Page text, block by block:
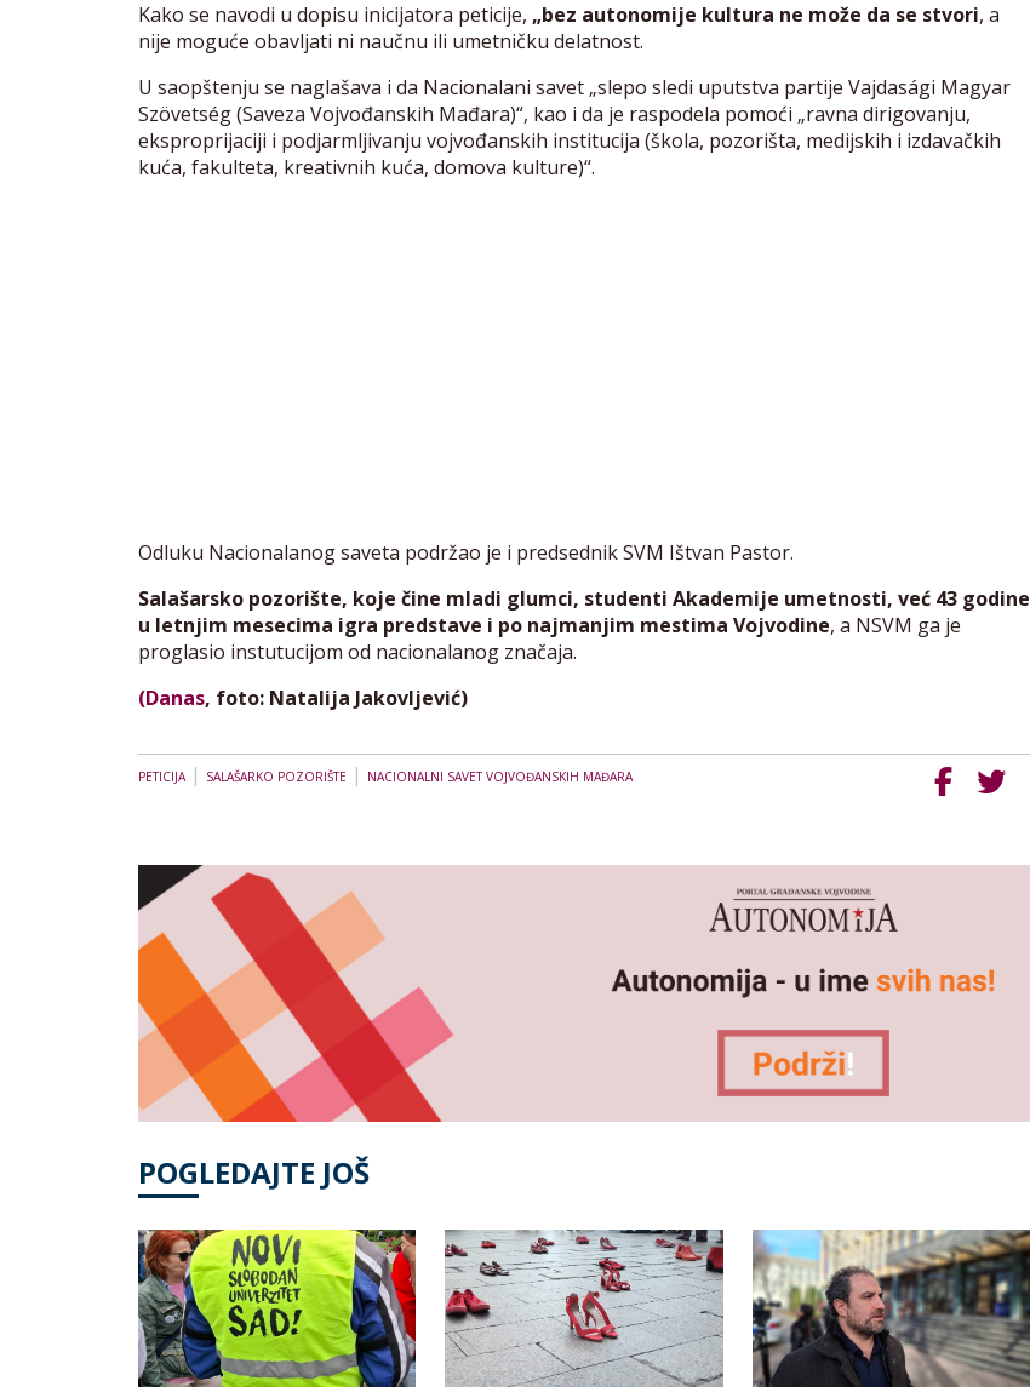
Kako se navodi u dopisu inicijatora peticije, „bez autonomije kultura ne može da se stvori, a
nije moguće obavljati ni naučnu ili umetničku delatnost.
U saopštenju se naglašava i da Nacionalani savet „slepo sledi uputstva partije Vajdasági Magyar
Szövetség (Saveza Vojvođanskih Mađara)“, kao i da je raspodela pomoći „ravna dirigovanju,
eksproprijaciji i podjarmljivanju vojvođanskih institucija (škola, pozorišta, medijskih i izdavačkih
kuća, fakulteta, kreativnih kuća, domova kulture)“.
Odluku Nacionalanog saveta podržao je i predsednik SVM Ištvan Pastor.
Salašarsko pozorište, koje čine mladi glumci, studenti Akademije umetnosti, već 43 godine
u letnjim mesecima igra predstave i po najmanjim mestima Vojvodine, a NSVM ga je
proglasio instutucijom od nacionalanog značaja.
(Danas, foto: Natalija Jakovljević)
PETICIJA| SALAŠARKO POZORIŠTE | NACIONALNI SAVET VOJVOĐANSKIH MAĐARA
POGLEDAJTE JOŠ